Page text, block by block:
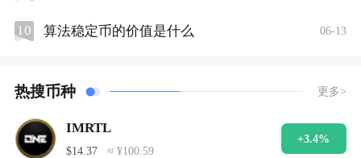
10 算法稳定币的价值是什么 06-13
热搜币种 更多>
IMRTL
$14.37 ≈ ¥100.59
+3.4%